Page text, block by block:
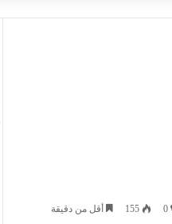
0
155 أقل من دقيقة